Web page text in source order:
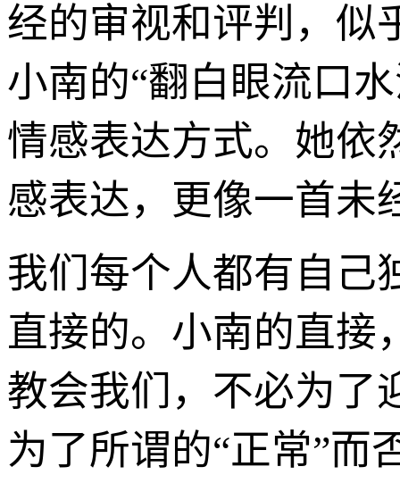
经的审视和评判，似
小南的“翻白眼流口
情感表达方式。她依
感表达，更像一首未
我们每个人都有自己
直接的。小南的直接
教会我们，不必为了
为了所谓的“正常”而